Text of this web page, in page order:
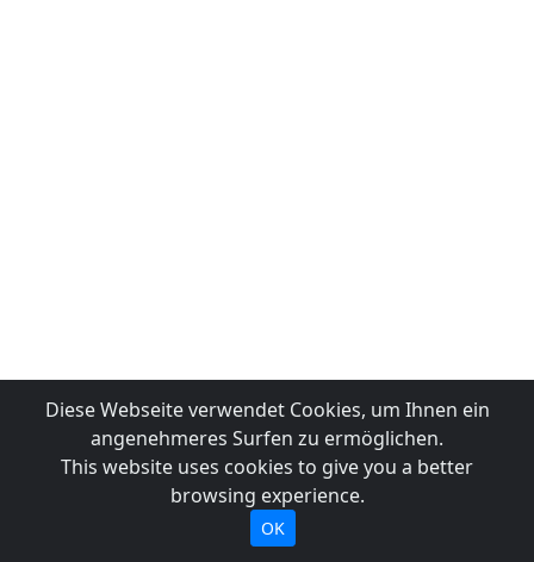
Diese Webseite verwendet Cookies, um Ihnen ein
angenehmeres Surfen zu ermöglichen.
This website uses cookies to give you a better
browsing experience.
OK